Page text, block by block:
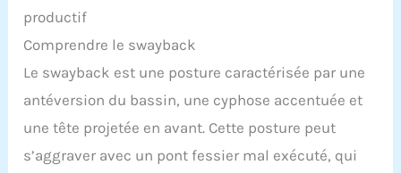
productif
Comprendre le swayback
Le swayback est une posture caractérisée par une
antéversion du bassin, une cyphose accentuée et
une tête projetée en avant. Cette posture peut
s’aggraver avec un pont fessier mal exécuté, qui